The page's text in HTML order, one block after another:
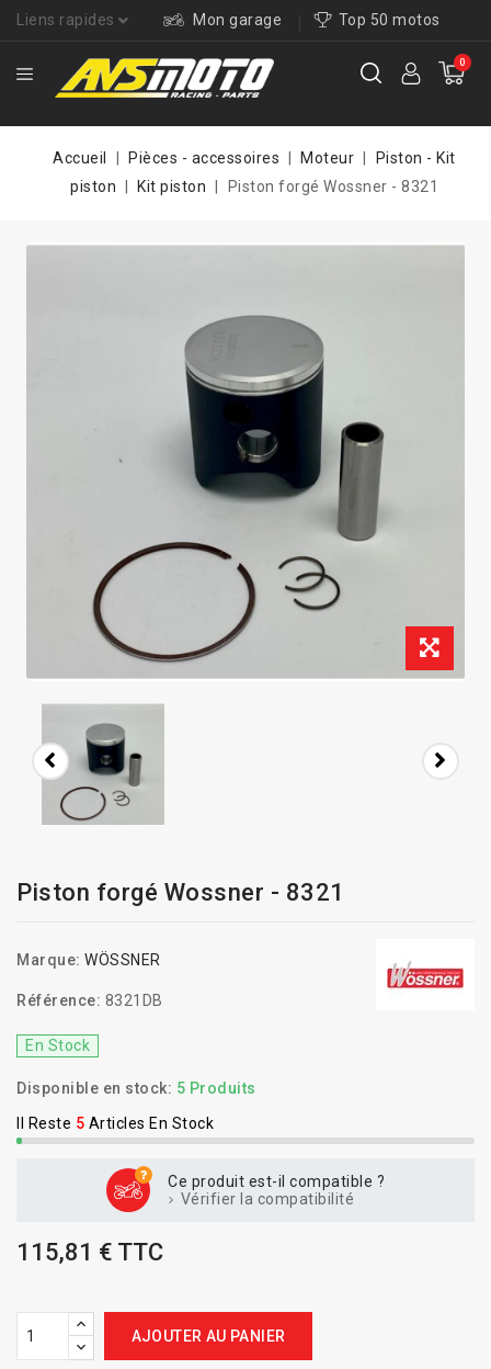
Liens rapides Mon garage Top 50 motos
0
Accueil Pièces - accessoires Moteur
Piston - Kit
piston
Kit piston Piston forgé Wossner - 8321
Piston forgé Wossner - 8321
Marque: WÖSSNER
Référence: 8321DB
En Stock
Disponible en stock: 5 Produits
Il Reste 5 Articles En Stock
Ce produit est-il compatible ?
Vérifier la compatibilité
115,81 € TTC
AJOUTER AU PANIER